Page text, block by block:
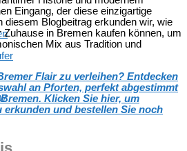
Eingang, der diese einzigartige
diesem Blogbeitrag erkunden wir, wie
Zuhause in Bremen kaufen können, um
Mix aus Tradition und
Flair zu verleihen? Entdecken
an Pforten, perfekt abgestimmt
Klicken Sie hier, um
und bestellen Sie noch